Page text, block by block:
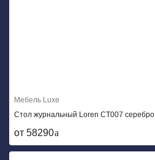
Мебель Luxe
Стол журнальный Loren CT007 серебро
от 58290